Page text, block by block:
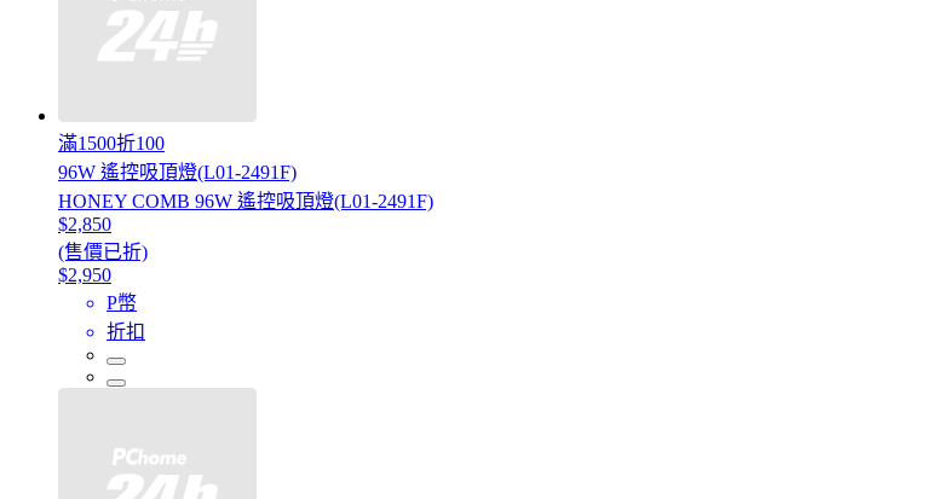
滿1500折100
96W 遙控吸頂燈(L01-2491F)
HONEY COMB 96W 遙控吸頂燈(L01-2491F)
$2,850
(售價已折)
$2,950
P幣
折扣